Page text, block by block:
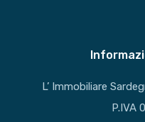
L’ Immobiliare
P.IVA